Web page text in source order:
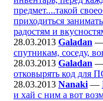
предмет....такой
приходиться
радостям и
28.03.2013 Galadan
спутникам, соседу,
28.03.2013 Galadan
отковырять код для
28.03.2013 Nanaki —
и хай с ним а вот